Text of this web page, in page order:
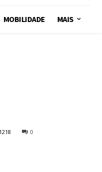
MOBILIDADE MAIS
0
1218